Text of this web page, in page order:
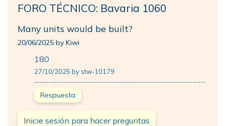
FORO TÉCNICO: Bavaria 1060
Many units would be built?
20/06/2025 by Kiwi
180
27/10/2025 by stw-10179
Respuesta
Inicie sesión para hacer preguntas